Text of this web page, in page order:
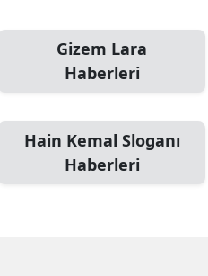
Gizem Lara
Haberleri
Hain Kemal Sloganı
Haberleri